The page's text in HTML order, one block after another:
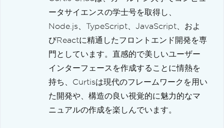
ータサイエンスの学士号を取得し、
Node.js、TypeScript、JavaScript、およ
びReactに精通したフロントエンド開発を専
門としています。直感的で美しいユーザー
インターフェースを作成することに情熱を
持ち、Curtisは現代のフレームワークを用い
た開発や、構造の良い視覚的に魅力的なマ
ニュアルの作成を楽しんでいます。